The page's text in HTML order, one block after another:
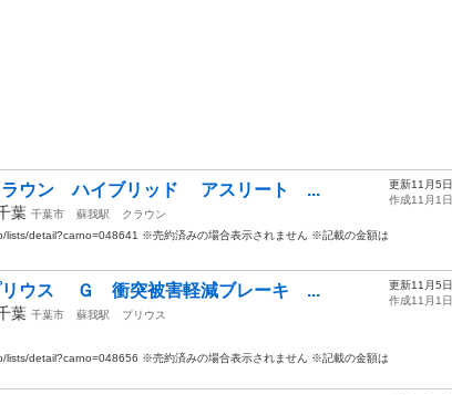
ラウン ハイブリッド アスリート ...
葉 千葉市 蘇我駅
クラウン
lists/detail?carno=048641 ※売約済みの場合表示されません ※記載の金額は
更新11月5日
作成11月1日
リウス Ｇ 衝突被害軽減ブレーキ ...
葉 千葉市 蘇我駅
プリウス
lists/detail?carno=048656 ※売約済みの場合表示されません ※記載の金額は
更新11月5日
作成11月1日